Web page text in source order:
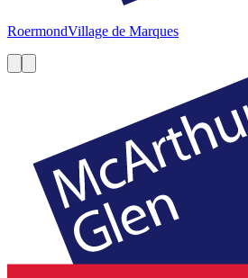
RoermondVillage de Marques